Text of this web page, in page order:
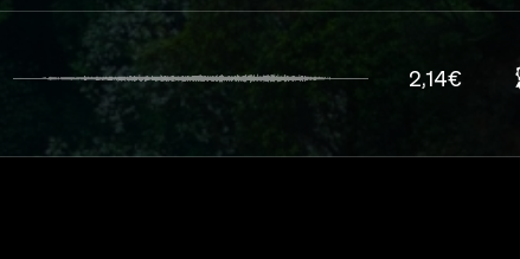
2,14€